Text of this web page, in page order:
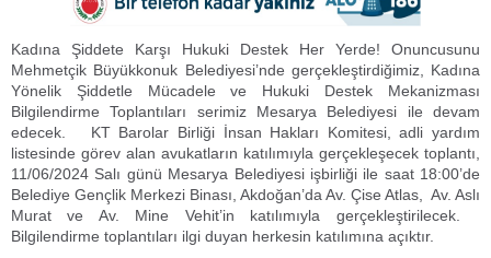
Kadına Şiddete Karşı Hukuki Destek Her Yerde! Onuncusunu
Mehmetçik Büyükkonuk Belediyesi’nde gerçekleştirdiğimiz, Kadına
Yönelik Şiddetle Mücadele ve Hukuki Destek Mekanizması
Bilgilendirme Toplantıları serimiz Mesarya Belediyesi ile devam
edecek. KT Barolar Birliği İnsan Hakları Komitesi, adli yardım
listesinde görev alan avukatların katılımıyla gerçekleşecek toplantı,
11/06/2024 Salı günü Mesarya Belediyesi işbirliği ile saat 18:00’de
Belediye Gençlik Merkezi Binası, Akdoğan’da Av. Çise Atlas, Av. Aslı
Murat ve Av. Mine Vehit’in katılımıyla gerçekleştirilecek.
Bilgilendirme toplantıları ilgi duyan herkesin katılımına açıktır.